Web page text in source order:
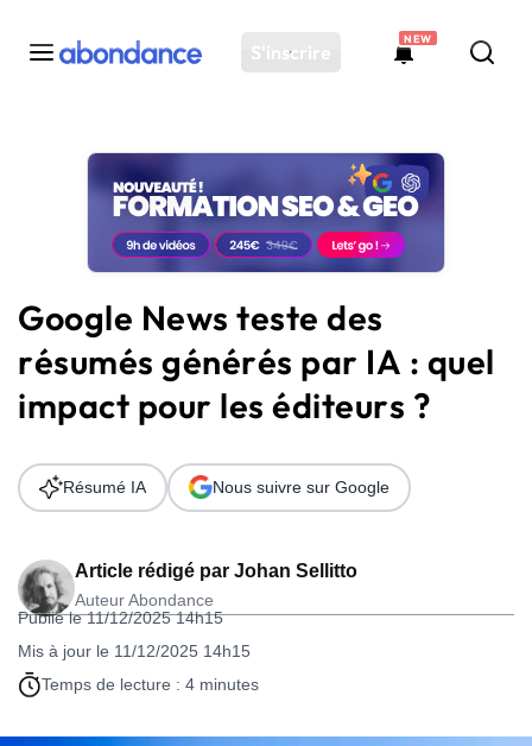
S'inscrire
NEW
Toutes les actus
Actus SEO
Plateforme
Solutions
Ressources
Audit SEO
Google News teste des
résumés générés par IA : quel
impact pour les éditeurs ?
Article rédigé par Johan Sellitto
Auteur Abondance
Publié le 11/12/2025 14h15
Mis à jour le 11/12/2025 14h15
Temps de lecture : 4 minutes
Résumé IA Nous suivre sur Google